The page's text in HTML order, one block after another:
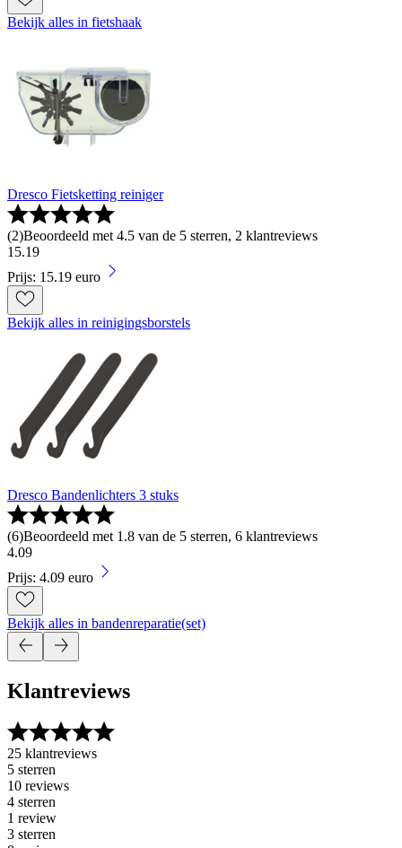
Bekijk alles in fietshaak
Dresco Fietsketting reiniger
(2)Beoordeeld met 4.5 van de 5 sterren, 2 klantreviews
15.19
Prijs: 15.19 euro
Bekijk alles in reinigingsborstels
Dresco Bandenlichters 3 stuks
(6)Beoordeeld met 1.8 van de 5 sterren, 6 klantreviews
4.09
Prijs: 4.09 euro
Bekijk alles in bandenreparatie(set)
Klantreviews
25 klantreviews
5 sterren
10 reviews
4 sterren
1 review
3 sterren